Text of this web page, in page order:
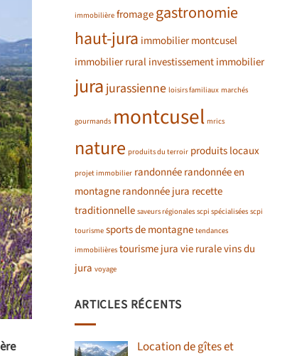
immobilière fromagegastronomie
haut-jura immobilier montcusel
immobilier ruralinvestissement immobilier
jura jurassienne loisirs familiaux marchés
gourmands montcusel mrics
nature produits du terroir produits locaux
projet immobilier randonnéerandonnée en
montagnerandonnée jura recette
traditionnelle saveurs régionales scpi spécialisées scpi
tourisme sports de montagne tendances
immobilières tourisme juravie ruralevins du
jura voyage
ARTICLES RÉCENTS
Location de gîtes et